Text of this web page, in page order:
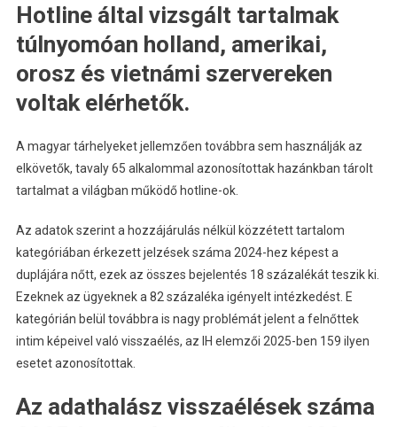
Hotline által vizsgált tartalmak
túlnyomóan holland, amerikai,
orosz és vietnámi szervereken
voltak elérhetők.
A magyar tárhelyeket jellemzően továbbra sem használják az
elkövetők, tavaly 65 alkalommal azonosítottak hazánkban tárolt
tartalmat a világban működő hotline-ok.
Az adatok szerint a hozzájárulás nélkül közzétett tartalom
kategóriában érkezett jelzések száma 2024-hez képest a
duplájára nőtt, ezek az összes bejelentés 18 százalékát teszik ki.
Ezeknek az ügyeknek a 82 százaléka igényelt intézkedést. E
kategórián belül továbbra is nagy problémát jelent a felnőttek
intim képeivel való visszaélés, az IH elemzői 2025-ben 159 ilyen
esetet azonosítottak.
Az adathalász visszaélések száma